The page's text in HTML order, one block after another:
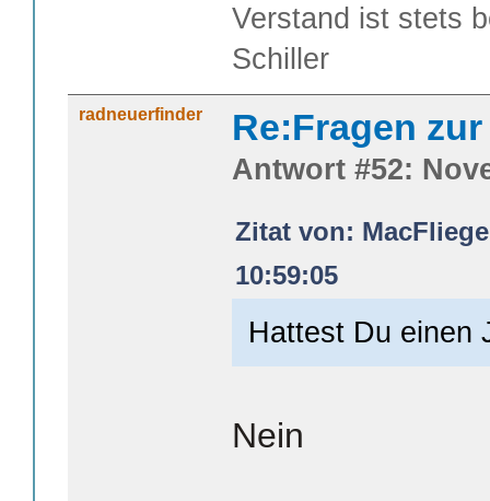
Verstand ist stets
Schiller
radneuerfinder Re:Fragen
Antwort #52:
Zitat von:
10:59:05
Hattest Du einen
Nein